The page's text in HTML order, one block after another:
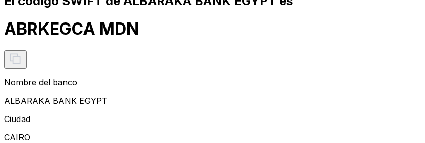
ABRKEGCA MDN
Nombre del banco
ALBARAKA BANK EGYPT
Ciudad
CAIRO